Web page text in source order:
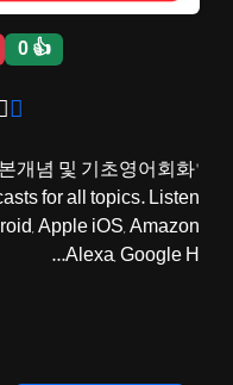
👍 0
개념 및 기초영어회화
for all topics. Listen
Apple iOS, Amazon
Alexa, Google H...